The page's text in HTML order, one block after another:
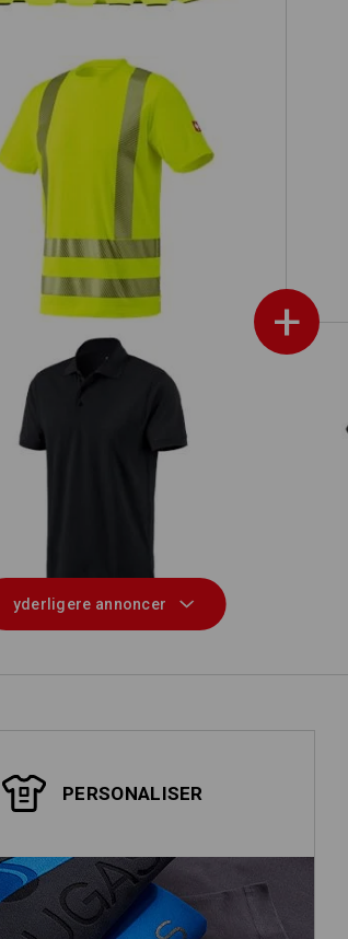
+
e.s. Advarselsfunktions-T-shirt
e.s. Polo-Shirt cotton
yderligere annoncer
PERSONALISER